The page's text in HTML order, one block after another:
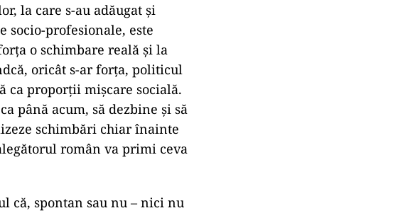
la care s-au adăugat și
socio-profesionale, este
o schimbare reală și la
oricât s-ar forța, politicul
ca proporții mișcare socială.
până acum, să dezbine și să
schimbări chiar înainte
român va primi ceva
că, spontan sau nu – nici nu